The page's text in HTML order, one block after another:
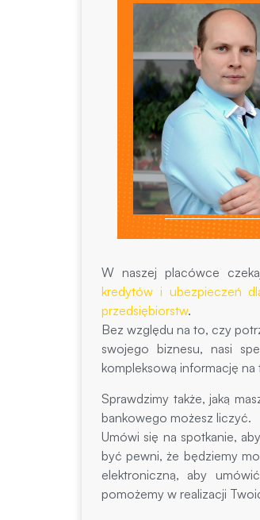
W naszej placówce
kredytów i ubezpieczeń
przedsiębiorstw.
Bez względu na to, czy
swojego biznesu, nasi
kompleksową informację
Sprawdzimy także, jaką
bankowego możesz liczyć.
Umówi się na spotkanie,
być pewni, że będziemy
elektroniczną, aby
pomożemy w realizacji